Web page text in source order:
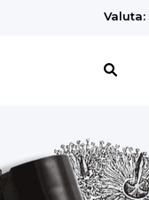
Valuta: